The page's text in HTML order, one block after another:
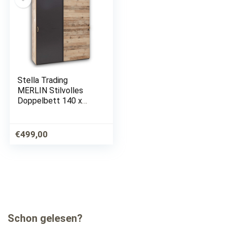
Stella Trading
MERLIN Stilvolles
Doppelbett 140 x
Jugendzimmer Bett in
Old Style Optik,
€499,00
Schon gelesen?